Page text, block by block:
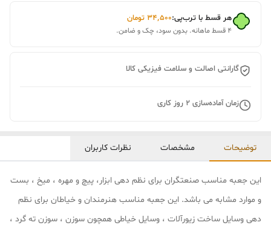
هر قسط با ترب‌پی:۳۴٬۵۰۰ تومان
۴ قسط ماهانه. بدون سود، چک و ضامن.
گارانتی اصالت و سلامت فیزیکی کالا
زمان آماده‌سازی 2 روز کاری
توضیحات مشخصات نظرات کاربران
این جعبه مناسب صنعتگران برای نظم دهی ابزار، پیچ و مهره ، میخ ، بست
و موارد مشابه می باشد. این جعبه مناسب هنرمندان و خیاطان برای نظم
دهی وسایل ساخت زیورآلات ، وسایل خیاطی همچون سوزن ، سوزن ته گرد ،